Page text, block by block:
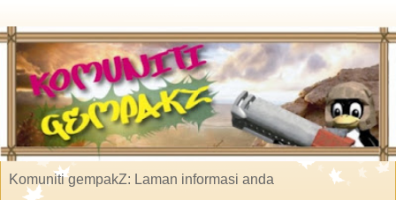
Komuniti gempakZ: Laman informasi anda